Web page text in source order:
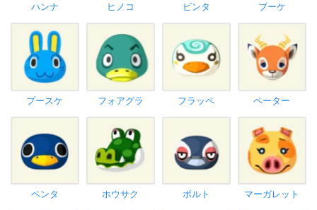
ハンナ ヒノコ ビンタ ブーケ
プースケ フォアグラ フラッペ ペーター
ペンタ ホウサク ボルト マーガレット